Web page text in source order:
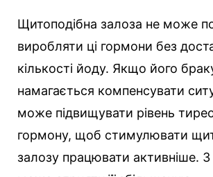
Щитоподібна залоза не може
виробляти ці гормони без
кількості йоду. Якщо його
намагається компенсувати
може підвищувати рівень
гормону, щоб стимулювати
залозу працювати активніше.